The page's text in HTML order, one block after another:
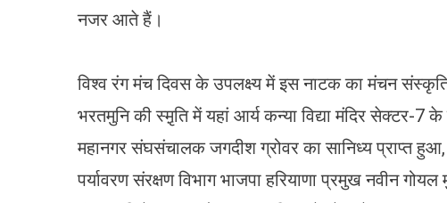
नजर आते हैं।
विश्व रंग मंच दिवस के उपलक्ष्य में इस नाटक का मंचन
भरतमुनि की स्मृ़ति में यहां आर्य कन्या विद्या मंदिर सेक्टर-
महानगर संघसंचालक जगदीश ग्रोवर का सानिध्य प्राप्त हुआ,
पर्यावरण संरक्षण विभाग भाजपा हरियाणा प्रमुख नवीन